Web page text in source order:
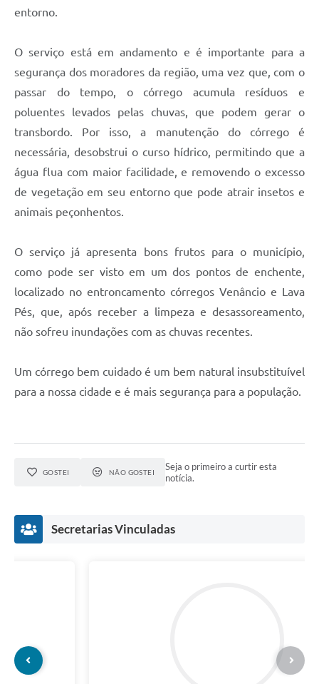
entorno.
O serviço está em andamento e é importante para a
segurança dos moradores da região, uma vez que, com o
passar do tempo, o córrego acumula resíduos e
poluentes levados pelas chuvas, que podem gerar o
transbordo. Por isso, a manutenção do córrego é
necessária, desobstrui o curso hídrico, permitindo que a
água flua com maior facilidade, e removendo o excesso
de vegetação em seu entorno que pode atrair insetos e
animais peçonhentos.
O serviço já apresenta bons frutos para o município,
como pode ser visto em um dos pontos de enchente,
localizado no entroncamento córregos Venâncio e Lava
Pés, que, após receber a limpeza e desassoreamento,
não sofreu inundações com as chuvas recentes.
Um córrego bem cuidado é um bem natural insubstituível
para a nossa cidade e é mais segurança para a população.
GOSTEI NÃO GOSTEI
Seja o primeiro a curtir esta
notícia.
Secretarias Vinculadas